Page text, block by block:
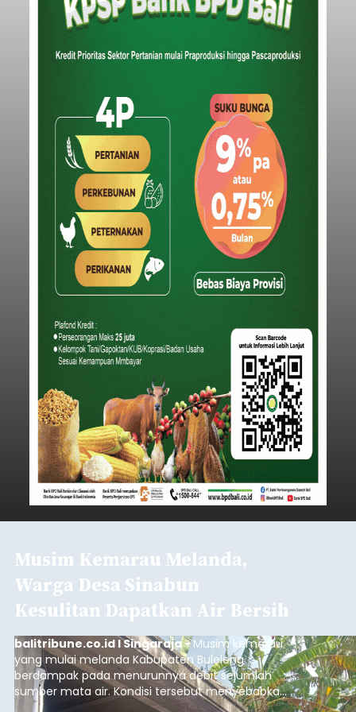
Musim Kemarau Melanda,
Warga Desa Sinabun
Kesulitan Dapatkan Air Bersih
balitribune.co.id I Singaraja -Musim kemarau
yang mulai melanda Kabupaten Buleleng
berdampak pada menurunnya debit sejumlah
sumber mata air. Kondisi tersebut menyebabkan
warga di beberapa desa mulai mengalami